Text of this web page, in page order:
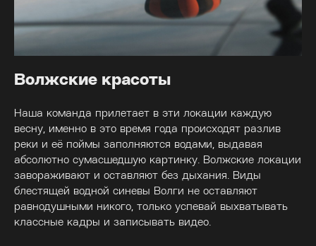
Волжские красоты
Наша команда прилетает в эти локации каждую
весну, именно в это время года происходят разлив
реки и её поймы заполняются водами, выдавая
абсолютно сумасшедшую картинку. Волжские локации
завораживают и оставляют без дыхания. Виды
блестящей водной синевы Волги не оставляют
равнодушными никого, только успевай выхватывать
классные кадры и записывать видео.